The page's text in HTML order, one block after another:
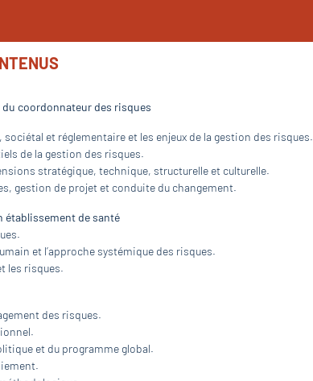
coordonnateur des risques
et réglementaire et les enjeux de la gestion des risques.
de la gestion des risques.
stratégique, technique, structurelle et culturelle.
gestion de projet et conduite du changement.
établissement de santé
et l’approche systémique des risques.
les risques.
des risques.
et du programme global.